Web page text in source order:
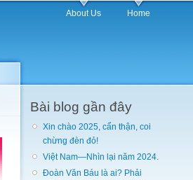
About Us Home
Bài blog gần đây
Xin chào 2025, cẩn thận, coi
chừng đèn đỏ!
Việt Nam—Nhìn lại năm 2024.
Đoàn Văn Báu là ai? Phải